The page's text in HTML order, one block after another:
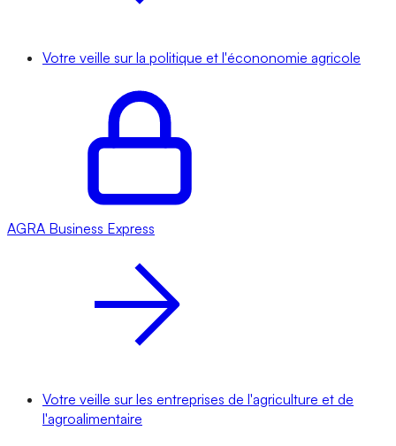
Votre veille sur la politique et l'écononomie agricole
AGRA Business Express
Votre veille sur les entreprises de l'agriculture et de
l'agroalimentaire